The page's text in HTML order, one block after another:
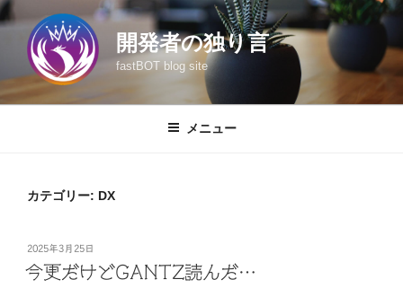
コ
ン
ツ
開発者の独り言
fastBOT blog site
メニュー
カテゴリー: DX
投
稿
日:
2025年3月25日
今更だけどGANTZ読んだ…